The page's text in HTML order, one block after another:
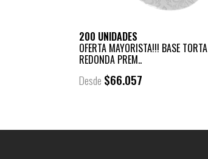
200 UNIDADES
OFERTA MAYORISTA!!! BASE TORTA
REDONDA PREM..
Desde $66.057